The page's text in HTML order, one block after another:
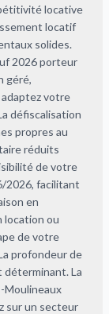
locative
locatif
solides.
2026 porteur
géré,
adaptez votre
défiscalisation
propres au
réduits
de votre
2026, facilitant
en
location ou
de votre
profondeur de
déterminant. La
Moulineaux
sur un secteur